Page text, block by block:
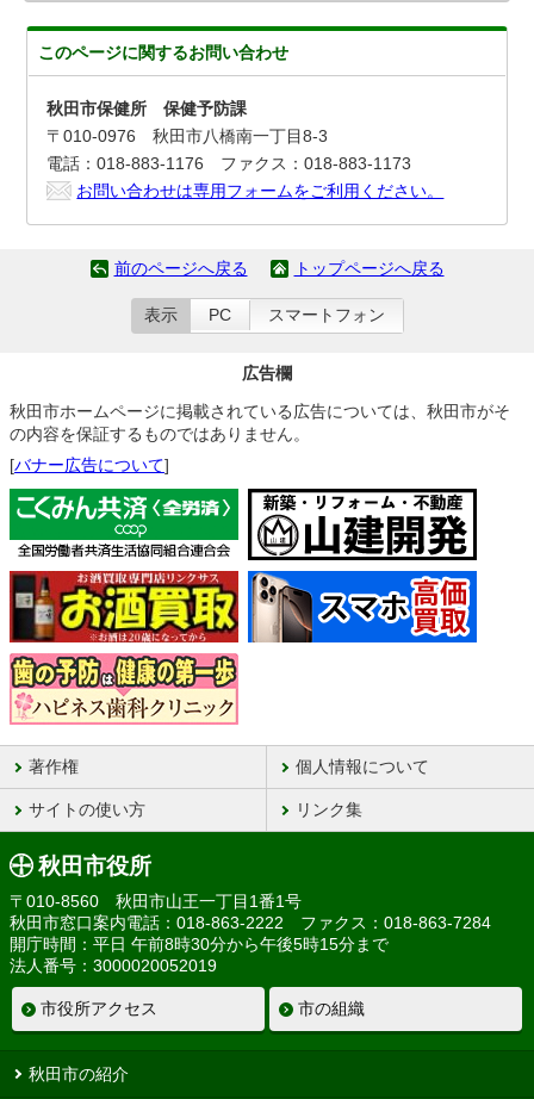
このページに関するお問い合わせ
秋田市保健所 保健予防課
〒010-0976 秋田市八橋南一丁目8-3
電話：018-883-1176 ファクス：018-883-1173
お問い合わせは専用フォームをご利用ください。
前のページへ戻る トップページへ戻る
表示 PC スマートフォン
広告欄
秋田市ホームページに掲載されている広告については、秋田市がそ
の内容を保証するものではありません。
[バナー広告について]
著作権 個人情報について
サイトの使い方 リンク集
秋田市役所
〒010-8560 秋田市山王一丁目1番1号
秋田市窓口案内電話：018-863-2222 ファクス：018-863-7284
開庁時間：平日 午前8時30分から午後5時15分まで
法人番号：3000020052019
市役所アクセス 市の組織
秋田市の紹介